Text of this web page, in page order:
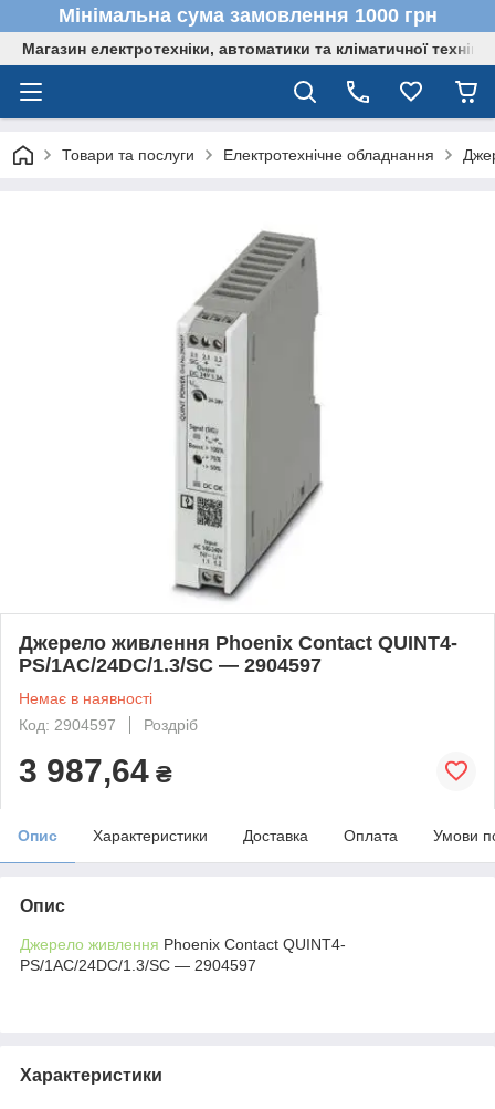
Мінімальна сума замовлення 1000 грн
Магазин електротехніки, автоматики та кліматичної техніки
Товари та послуги Електротехнічне обладнання
Джерело живлення Phoenix Contact QUINT4-
PS/1AC/24DC/1.3/SC — 2904597
Немає в наявності
Код: 2904597
Роздріб
3 987,64 ₴
Опис Характеристики Доставка Оплата Умови
Опис
Джерело живлення Phoenix Contact QUINT4-
PS/1AC/24DC/1.3/SC — 2904597
Характеристики